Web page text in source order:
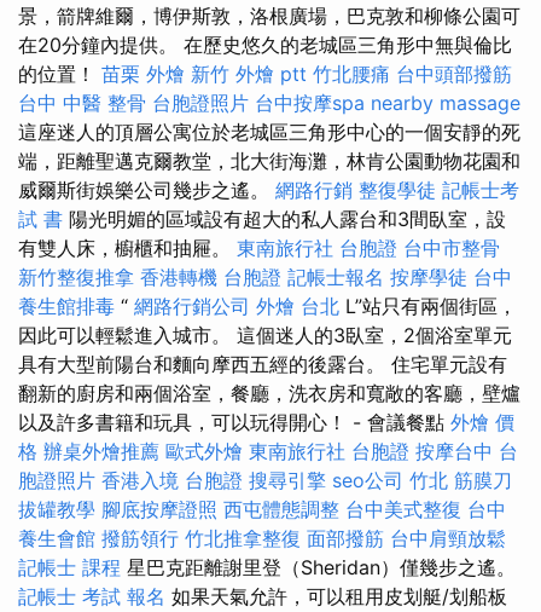
景，箭牌維爾，博伊斯敦，洛根廣場，巴克敦和柳條公園可
在20分鐘內提供。 在歷史悠久的老城區三角形中無與倫比
的位置！ 苗栗 外燴 新竹 外燴 ptt 竹北腰痛 台中頭部撥筋
台中 中醫 整骨 台胞證照片 台中按摩spa nearby massage
這座迷人的頂層公寓位於老城區三角形中心的一個安靜的死
端，距離聖邁克爾教堂，北大街海灘，林肯公園動物花園和
威爾斯街娛樂公司幾步之遙。 網路行銷 整復學徒 記帳士考
試 書 陽光明媚的區域設有超大的私人露台和3間臥室，設
有雙人床，櫥櫃和抽屜。 東南旅行社 台胞證 台中市整骨
新竹整復推拿 香港轉機 台胞證 記帳士報名 按摩學徒 台中
養生館排毒 “ 網路行銷公司 外燴 台北 L”站只有兩個街區，
因此可以輕鬆進入城市。 這個迷人的3臥室，2個浴室單元
具有大型前陽台和麵向摩西五經的後露台。 住宅單元設有
翻新的廚房和兩個浴室，餐廳，洗衣房和寬敞的客廳，壁爐
以及許多書籍和玩具，可以玩得開心！ - 會議餐點 外燴 價
格 辦桌外燴推薦 歐式外燴 東南旅行社 台胞證 按摩台中 台
胞證照片 香港入境 台胞證 搜尋引擎 seo公司 竹北 筋膜刀
拔罐教學 腳底按摩證照 西屯體態調整 台中美式整復 台中
養生會館 撥筋領行 竹北推拿整復 面部撥筋 台中肩頸放鬆
記帳士 課程 星巴克距離謝里登（Sheridan）僅幾步之遙。
記帳士 考試 報名 如果天氣允許，可以租用皮划艇/划船板